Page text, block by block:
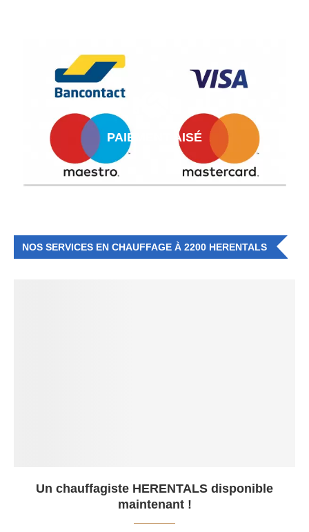
PAIEMENT AISÉ
NOS SERVICES EN CHAUFFAGE À 2200 HERENTALS
Un chauffagiste HERENTALS disponible
maintenant !